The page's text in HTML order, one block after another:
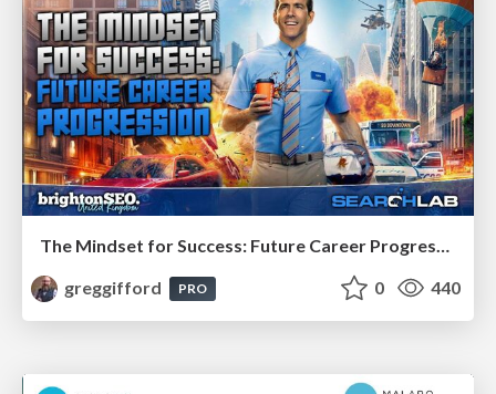
The Mindset for Success: Future Career Progression
greggifford
PRO 0 440